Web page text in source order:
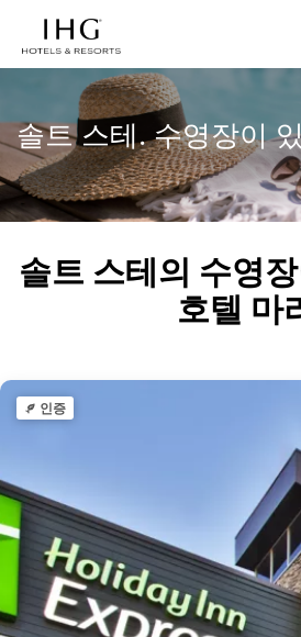
솔트 스테. 수영장이
솔트 스테의 수영
호텔 마
인증